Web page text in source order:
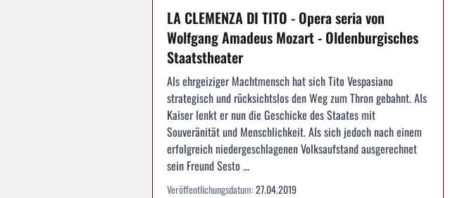
LA CLEMENZA DI TITO - Opera seria von
Wolfgang Amadeus Mozart - Oldenburgisches
Staatstheater
Als ehrgeiziger Machtmensch hat sich Tito Vespasiano
strategisch und rücksichtslos den Weg zum Thron gebahnt. Als
Kaiser lenkt er nun die Geschicke des Staates mit
Souveränität und Menschlichkeit. Als sich jedoch nach einem
erfolgreich niedergeschlagenen Volksaufstand ausgerechnet
sein Freund Sesto ...
Veröffentlichungsdatum:27.04.2019